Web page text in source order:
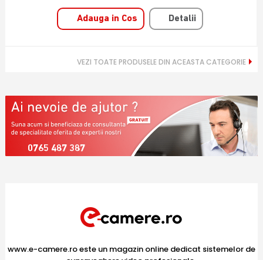
Adauga in Cos Detalii
VEZI TOATE PRODUSELE DIN ACEASTA CATEGORIE
0765 487 387
www.e-camere.ro este un magazin online dedicat sistemelor de